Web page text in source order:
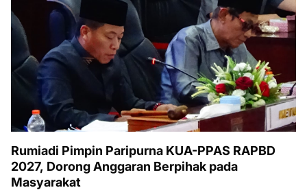
Rumiadi Pimpin Paripurna KUA-PPAS RAPBD
2027, Dorong Anggaran Berpihak pada
Masyarakat